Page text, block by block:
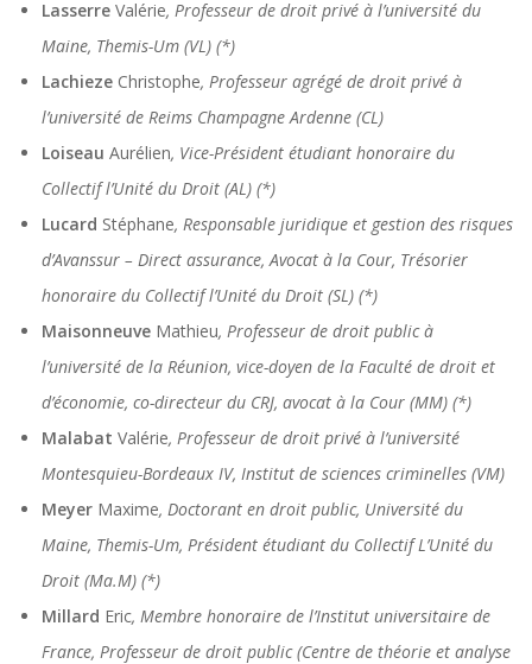
Lasserre Valérie, Professeur de droit privé à l’université du
Maine, Themis-Um (VL) (*)
Lachieze Christophe, Professeur agrégé de droit privé à
l’université de Reims Champagne Ardenne (CL)
Loiseau Aurélien, Vice-Président étudiant honoraire du
Collectif l’Unité du Droit (AL) (*)
Lucard Stéphane, Responsable juridique et gestion des risques
d’Avanssur – Direct assurance, Avocat à la Cour, Trésorier
honoraire du Collectif l’Unité du Droit (SL) (*)
Maisonneuve Mathieu, Professeur de droit public à
l’université de la Réunion, vice-doyen de la Faculté de droit et
d’économie, co-directeur du CRJ, avocat à la Cour (MM) (*)
Malabat Valérie, Professeur de droit privé à l’université
Montesquieu-Bordeaux IV, Institut de sciences criminelles (VM)
Meyer Maxime, Doctorant en droit public, Université du
Maine, Themis-Um, Président étudiant du Collectif L’Unité du
Droit (Ma.M) (*)
Millard Eric, Membre honoraire de l’Institut universitaire de
France, Professeur de droit public (Centre de théorie et analyse